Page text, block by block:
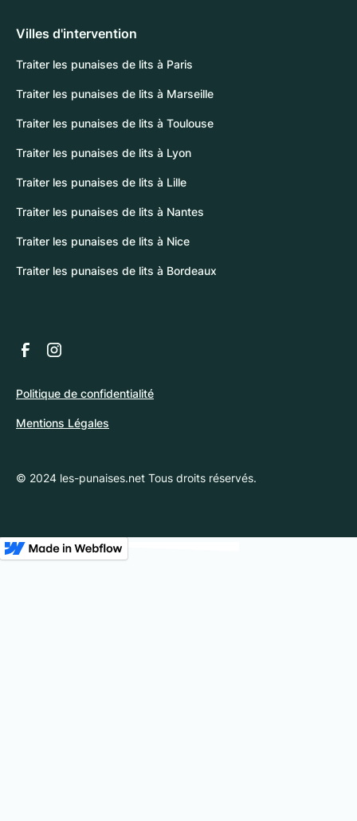
Villes d'intervention
Traiter les punaises de lits à Paris
Traiter les punaises de lits à Marseille
Traiter les punaises de lits à Toulouse
Traiter les punaises de lits à Lyon
Traiter les punaises de lits à Lille
Traiter les punaises de lits à Nantes
Traiter les punaises de lits à Nice
Traiter les punaises de lits à Bordeaux
© 2024 les-punaises.net Tous droits réservés.
Politique de confidentialité
Mentions Légales